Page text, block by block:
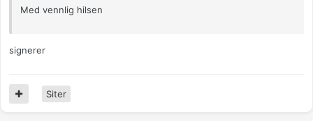
Med vennlig hilsen
signerer
Siter